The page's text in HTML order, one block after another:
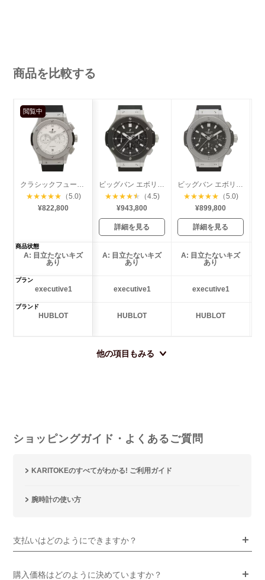
商品を比較する
閲覧中
★★★★★ （5.0)
¥822,800
★★★★★
（4.5)
¥943,800
詳細を見る
★★★★★ （5.0)
¥899,800
詳細を見る
商品状態
A: 目立たないキズ
あり
A: 目立たないキズ
あり
A: 目立たないキズ
あり
プラン
executive1 executive1 executive1
ブランド
HUBLOT HUBLOT HUBLOT
他の項目もみる
ショッピングガイド・よくあるご質問
KARITOKEのすべてがわかる! ご利用ガイド
腕時計の使い方
支払いはどのようにできますか？
購入価格はどのように決めていますか？